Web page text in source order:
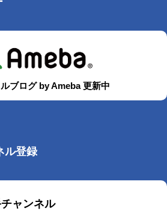
ブログ by Ameba 更新中
ル登録
ャンネル